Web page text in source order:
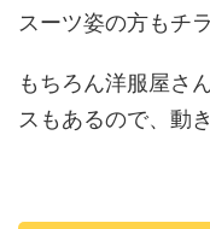
スーツ姿の方もチ
もちろん洋服屋さ
スもあるので、動